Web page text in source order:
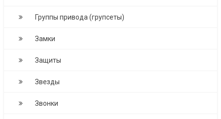
Группы привода (групсеты)
Замки
Защиты
Звезды
Звонки